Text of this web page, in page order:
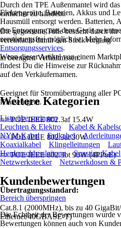
Durch den TPE Außenmantel wird
einfacher zu händeln.
Die gegossene Tülle besticht durch ihr
vereinfacht damit den Steckvorgang
in beengten Verhältnissen.
Geeignet für Stromübertragung aller
Klassen gem.
=> POE IEEE 802.3af 15.4W
=> POE IEEE 802.3at 30W
=> POE IEEE 802.3bt 90W (4PPoE)
Übertragungsstandard:
Cat.8.1 (2000MHz), bis zu 40
Ethernet/40GBASE-T)
Elektrogeräte, Batterien, Akkus und
Hausmüll entsorgt werden. Batterien,
der Entsorgung aus dem Gerät zu
zerstörungsfrei möglich ist. Mehr
Entsorgungsservices.
Wenn dieser Artikel von einem
findest Du die Hinweise zur
auf den Verkäufernamen.
Weitere Kategorien
Liste überspringen
Leuchten & Elektro
Kabel &
NYM-Kabel
Erdkabel
Koaxialkabel
Klingelleitungen
Herdanschlussleitung
Sonstige Kabel
Netzwerkstecker
Netzwerkdosen &
Kundenbewertungen
Bereich überspringen
Die Echtheit der Bewertungen wurde
Bewertungen können auch von